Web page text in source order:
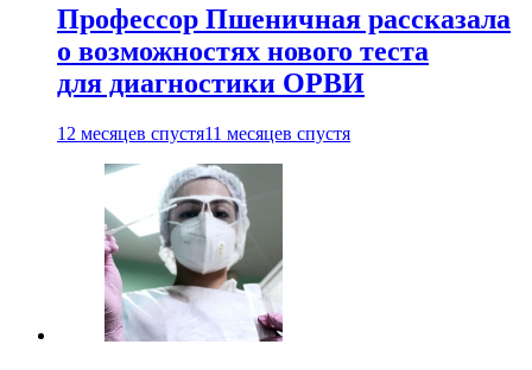
Профессор Пшеничная рассказала
о возможностях нового теста
для диагностики ОРВИ
12 месяцев спустя11 месяцев спустя